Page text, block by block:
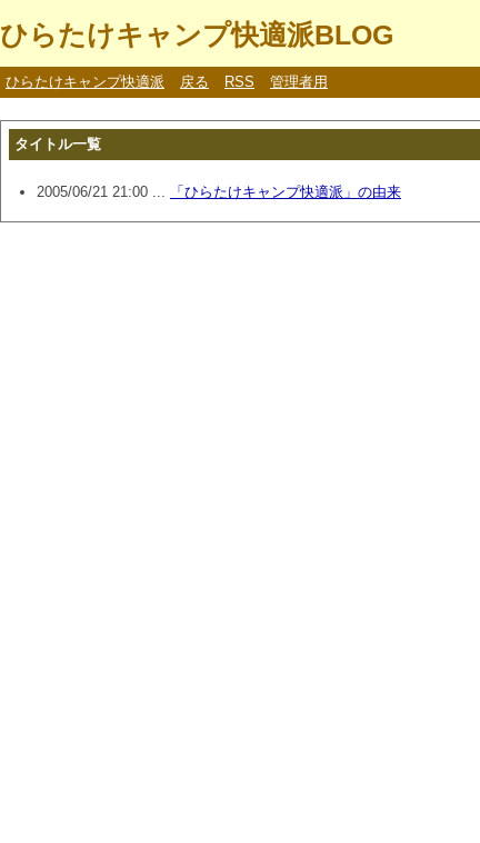
ひらたけキャンプ快適派BLOG
ひらたけキャンプ快適派 戻る RSS 管理者用
タイトル一覧
2005/06/21 21:00 ... 「ひらたけキャンプ快適派」の由来